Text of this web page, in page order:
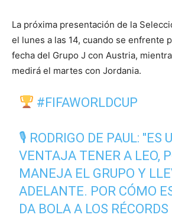
La próxima presentación de la
el lunes a las 14, cuando se enfrente
fecha del Grupo J con Austria,
medirá el martes con Jordania.
#FIFAWORLDCUP
🎙 RODRIGO DE PAUL: "ES
VENTAJA TENER A LEO,
MANEJA EL GRUPO Y
ADELANTE. POR CÓMO
DA BOLA A LOS RÉCORDS